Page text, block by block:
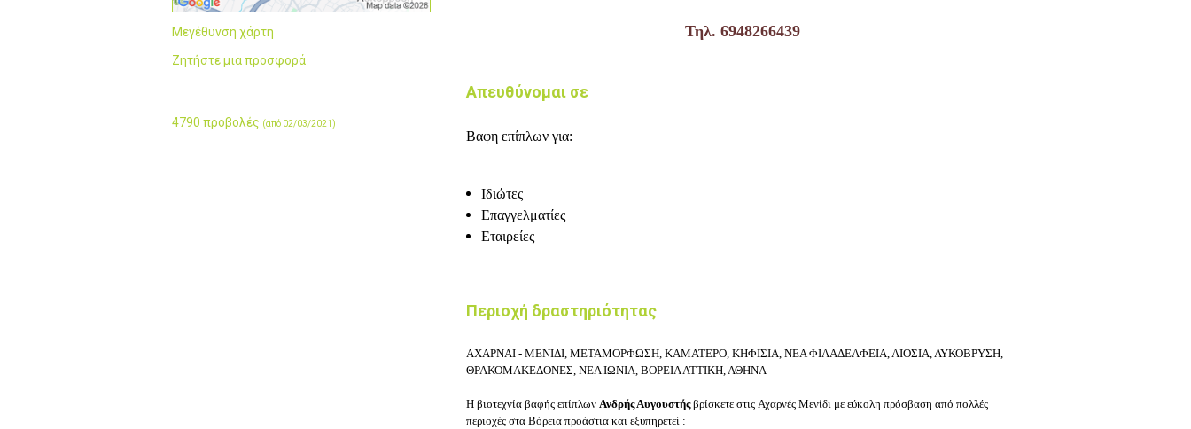
Μεγέθυνση χάρτη
Ζητήστε μια προσφορά
4790 προβολές (από 02/03/2021)
Τηλ. 6948266439
Απευθύνομαι σε
Bαφη επίπλων για:
Ιδιώτες
Επαγγελματίες
Εταιρείες
Περιοχή δραστηριότητας
ΑΧΑΡΝΑΙ - ΜΕΝΙΔΙ, ΜΕΤΑΜΟΡΦΩΣΗ, ΚΑΜΑΤΕΡΟ, ΚΗΦΙΣΙΑ, ΝΕΑ ΦΙΛΑΔΕΛΦΕΙΑ, ΛΙΟΣΙΑ, ΛΥΚΟΒΡΥΣΗ,
ΘΡΑΚΟΜΑΚΕΔΟΝΕΣ, ΝΕΑ ΙΩΝΙΑ, ΒΟΡΕΙΑ ΑΤΤΙΚΗ, ΑΘΗΝΑ
Η βιοτεχνία βαφής επίπλων Ανδρής Αυγουστήςβρίσκετε στις Αχαρνές Μενίδι με εύκολη πρόσβαση από πολλές
περιοχές στα Βόρεια προάστια και εξυπηρετεί :